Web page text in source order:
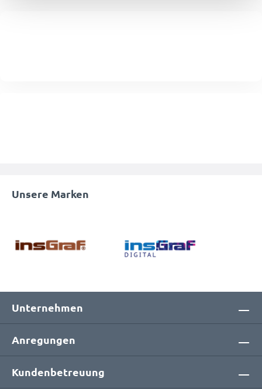
Unsere Marken
Unternehmen
Anregungen
Kundenbetreuung